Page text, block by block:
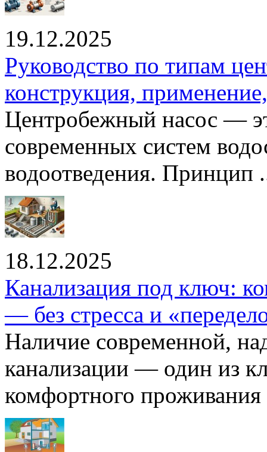
19.12.2025
Руководство по типам
конструкция,
Центробежный насос —
современных систем
водоотведения. Принцип
18.12.2025
Канализация под ключ:
— без стресса и
Наличие современной,
канализации — один из
комфортного проживания